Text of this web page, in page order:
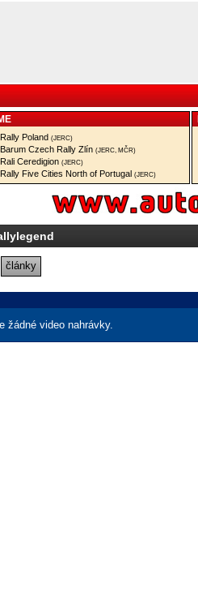
Rally Poland (JERC)
Barum Czech Rally Zlín (JERC, MČR)
Rali Ceredigion (JERC)
Rally Five Cities North of Portugal (JERC)
články
žádné video nahrávky.